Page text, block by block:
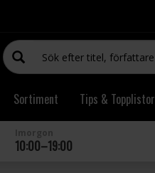
Sortiment Tips & Topplistor
10:00–19:00